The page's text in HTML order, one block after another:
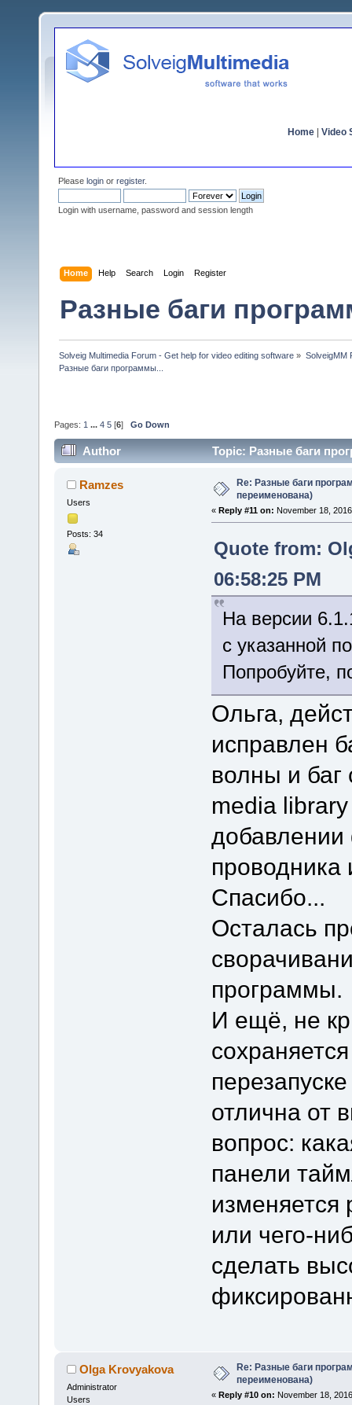
Home Video
Please login or register.
Login with username, password and session length
Home Help Search Login Register
Разные баги
Solveig Multimedia Forum - Get help for video editing software » SolveigMM
Разные баги программы...
Pages: 1 ... 4 5 [6] Go Down
Author Topic: Разные баги
Ramzes
Users
Posts: 34
Re: Разные баги
переименована)
« Reply #11 on: November 18,
Quote from:
06:58:25 PM
На версии
с указанной
Попробуйте,
Ольга,
исправлен
волны и баг
media
Спасибо...
Осталась
программы.
И ещё, не
отлична от
вопрос:
панели
изменяется
или чего-
сделать
Olga Krovyakova
Administrator
Users
Re: Разные баги
переименована)
« Reply #10 on: November 18,